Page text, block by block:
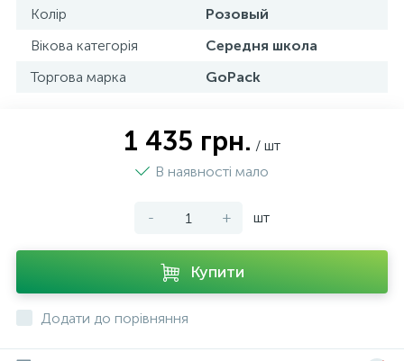
Колір
Розовый
Вікова категорія
Середня школа
Торгова марка
GoPack
1 435 грн. / шт
В наявності мало
- + шт
Купити
Додати до порівняння